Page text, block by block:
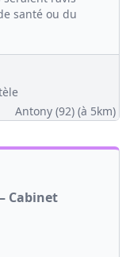
santé ou du
Antony (92) (à 5km)
Cabinet